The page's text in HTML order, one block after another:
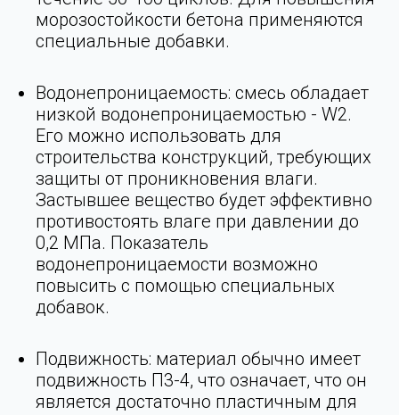
морозостойкости бетона применяются
специальные добавки.
Водонепроницаемость: смесь обладает
низкой водонепроницаемостью - W2.
Его можно использовать для
строительства конструкций, требующих
защиты от проникновения влаги.
Застывшее вещество будет эффективно
противостоять влаге при давлении до
0,2 МПа. Показатель
водонепроницаемости возможно
повысить с помощью специальных
добавок.
Подвижность: материал обычно имеет
подвижность П3-4, что означает, что он
является достаточно пластичным для